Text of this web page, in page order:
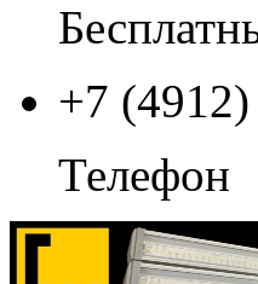
+7
Телефон